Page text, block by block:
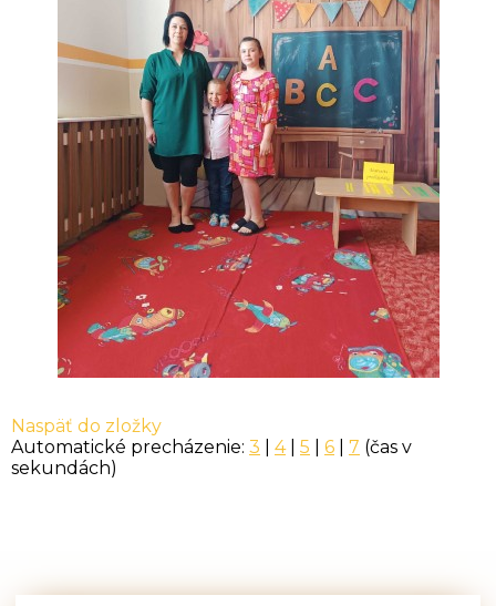
Naspäť do zložky
Automatické precházenie: 3 4| 5 6 7 (čas v
sekundách)